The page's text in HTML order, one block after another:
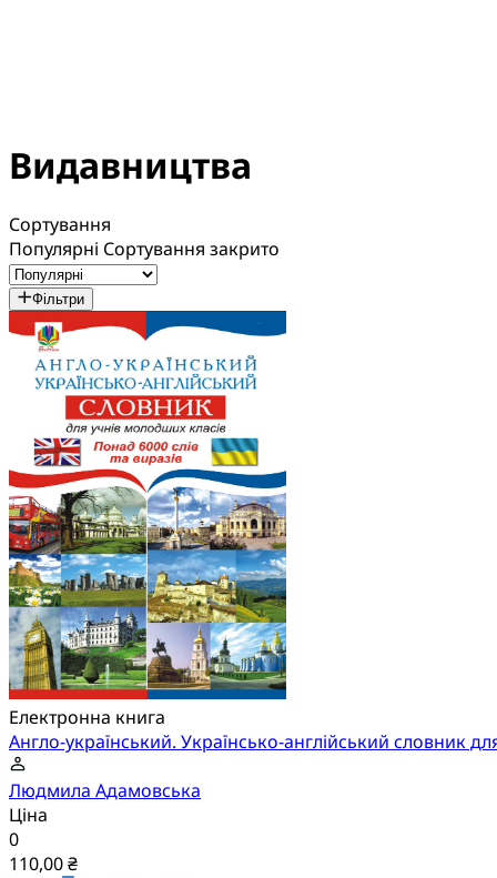
Видавництва
Сортування
Популярні Сортування закрито
Фільтри
Електронна книга
Англо-український. Українсько-англійський словник
Людмила Адамовська
Ціна
0
110,00 ₴